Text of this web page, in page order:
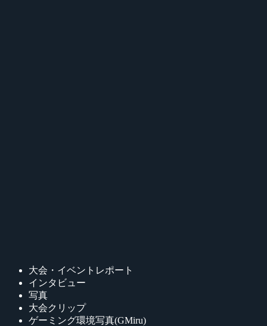
大会・イベントレポート
インタビュー
写真
大会クリップ
ゲーミング環境写真(GMiru)